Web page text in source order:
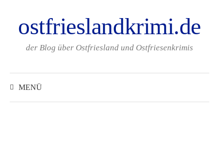
überspringen
ostfrieslandkrimi.de
der Blog über Ostfriesland und Ostfriesenkrimis
MENÜ